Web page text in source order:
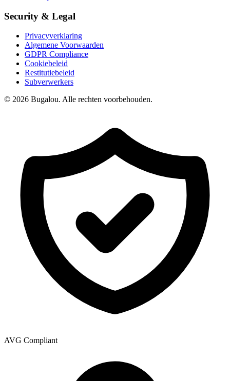
Security & Legal
Privacyverklaring
Algemene Voorwaarden
GDPR Compliance
Cookiebeleid
Restitutiebeleid
Subverwerkers
© 2026 Bugalou. Alle rechten voorbehouden.
AVG Compliant